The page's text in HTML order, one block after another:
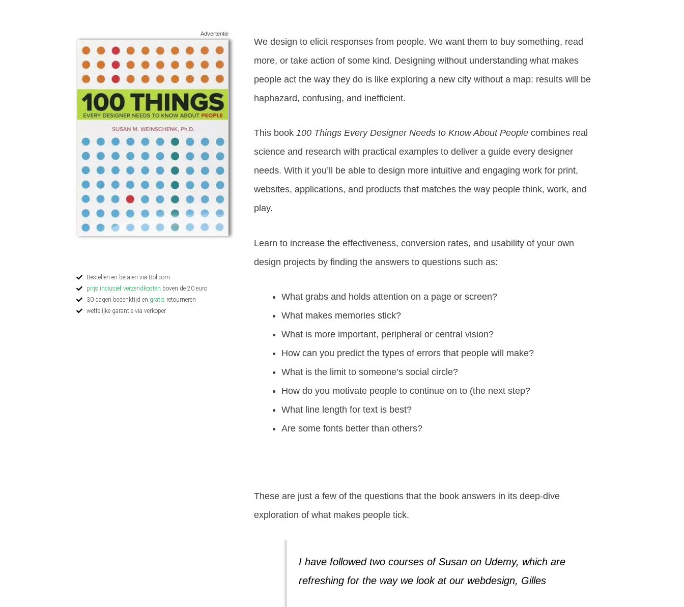
Advertentie
Bestellen en betalen via Bol.com
prijs inclusief verzendkosten boven de 20 euro
30 dagen bedenktijd en gratis retourneren
wettelijke garantie via verkoper
We design to elicit responses from people. We want them to buy something, read
more, or take action of some kind. Designing without understanding what makes
people act the way they do is like exploring a new city without a map: results will be
haphazard, confusing, and inefficient.
This book100 Things Every Designer Needs to Know About People combines real
science and research with practical examples to deliver a guide every designer
needs. With it you’ll be able to design more intuitive and engaging work for print,
websites, applications, and products that matches the way people think, work, and
play.
Learn to increase the effectiveness, conversion rates, and usability of your own
design projects by finding the answers to questions such as:
What grabs and holds attention on a page or screen?
What makes memories stick?
What is more important, peripheral or central vision?
How can you predict the types of errors that people will make?
What is the limit to someone’s social circle?
How do you motivate people to continue on to (the next step?
What line length for text is best?
Are some fonts better than others?
These are just a few of the questions that the book answers in its deep-dive
exploration of what makes people tick.
I have followed two courses of Susan on Udemy, which are
refreshing for the way we look at our webdesign, Gilles